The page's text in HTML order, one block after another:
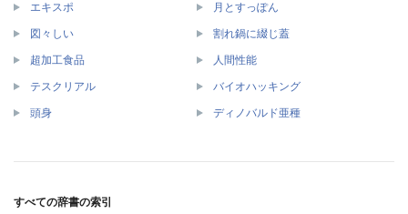
エキスポ 月とすっぽん
図々しい 割れ鍋に綴じ蓋
超加工食品 人間性能
テスクリアル バイオハッキング
頭身 ディノバルド亜種
すべての辞書の索引